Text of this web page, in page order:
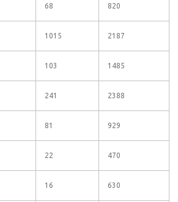
68 820
1015 2187
103 1485
241 2388
81 929
22 470
16 630